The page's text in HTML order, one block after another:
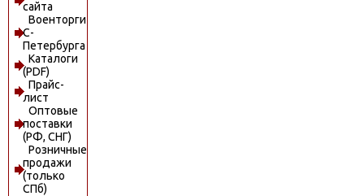
сайта
Военторги
С-
Петербурга
Каталоги
(PDF)
Прайс-
лист
Оптовые
поставки
(РФ, СНГ)
Розничные
продажи
(только
СПб)